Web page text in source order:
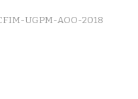
UGPM-AOO-2018